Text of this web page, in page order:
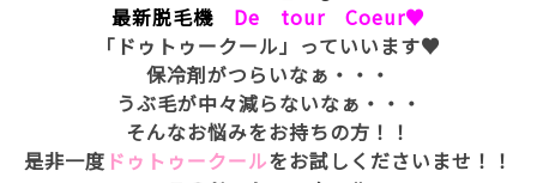
最新脱毛機 De tour Coeur♥
「ドゥトゥークール」っていいます♥
保冷剤がつらいなぁ・・・
うぶ毛が中々減らないなぁ・・・
そんなお悩みをお持ちの方！！
是非一度 ドゥトゥークールをお試しくださいませ！！